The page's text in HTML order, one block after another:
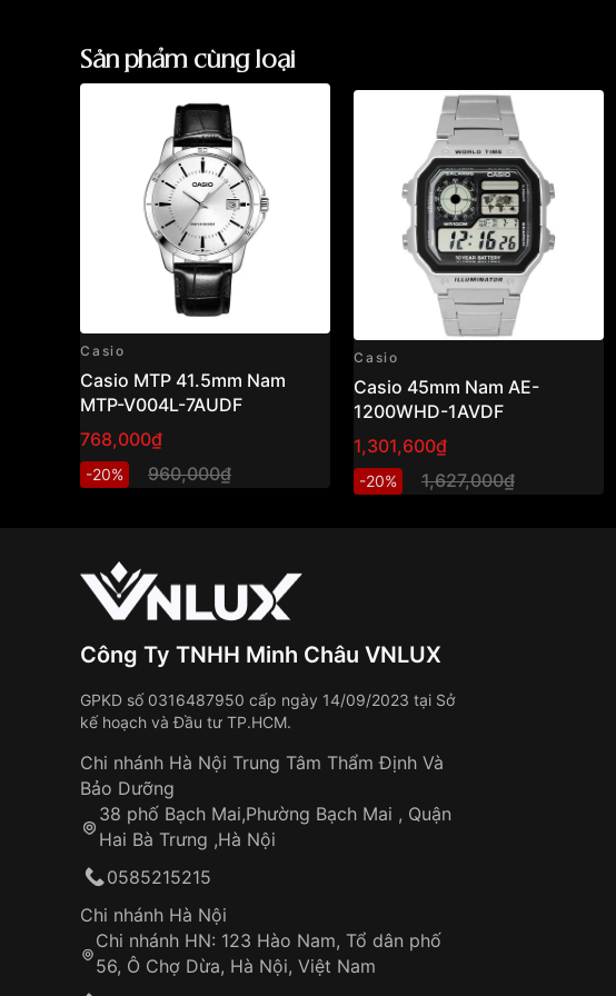
Sản phẩm cùng loại
Casio
Casio MTP 41.5mm Nam
MTP-V004L-7AUDF
768,000₫
-20% 960,000₫
Casio
Casio 45mm Nam AE-
1200WHD-1AVDF
1,301,600₫
-20% 1,627,000₫
Công Ty TNHH Minh Châu VNLUX
GPKD số 0316487950 cấp ngày 14/09/2023 tại Sở
kế hoạch và Đầu tư TP.HCM.
Chi nhánh Hà Nội Trung Tâm Thẩm Định Và
Bảo Dưỡng
38 phố Bạch Mai,Phường Bạch Mai , Quận
Hai Bà Trưng ,Hà Nội
0585215215
Chi nhánh Hà Nội
Chi nhánh HN: 123 Hào Nam, Tổ dân phố
56, Ô Chợ Dừa, Hà Nội, Việt Nam